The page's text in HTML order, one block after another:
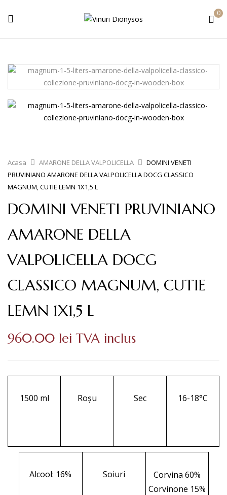
0
Acasa AMARONE DELLA VALPOLICELLA
DOMINI VENETI
PRUVINIANO AMARONE DELLA VALPOLICELLA DOCG CLASSICO
MAGNUM, CUTIE LEMN 1X1,5 L
DOMINI VENETI PRUVINIANO
AMARONE DELLA
VALPOLICELLA DOCG
CLASSICO MAGNUM, CUTIE
LEMN 1X1,5 L
960.00 lei TVA inclus
1500 ml Roșu Sec 16-18°C
Alcool: 16% Soiuri
Corvina 60%
Corvinone 15%